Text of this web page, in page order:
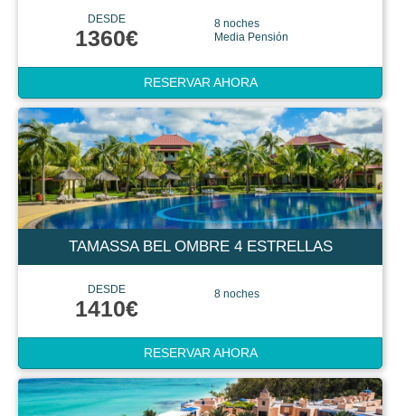
DESDE
1360€
8 noches
Media Pensión
RESERVAR AHORA
TAMASSA BEL OMBRE 4 ESTRELLAS
DESDE
1410€
8 noches
RESERVAR AHORA